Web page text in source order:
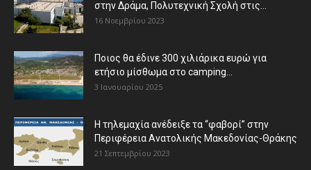
στην Δράμα, Πολυτεχνική Σχολή στις...
16 Νοεμβρίου 2023
Ποιος θα έδινε 300 χιλιάρικα ευρώ για
ετήσιο μίσθωμα στο camping...
3 Ιανουαρίου 2025
Η τηλεμαχία ανέδειξε τα “φαβορί” στην
Περιφέρεια Ανατολικής Μακεδονίας-Θράκης
21 Σεπτεμβρίου 2023